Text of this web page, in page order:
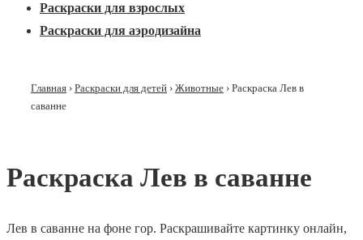
Раскраски для взрослых
Раскраски для аэродизайна
Главная › Раскраски для детей › Животные › Раскраска Лев в
саванне
Раскраска Лев в саванне
Лев в саванне на фоне гор. Раскрашивайте картинку онлайн,